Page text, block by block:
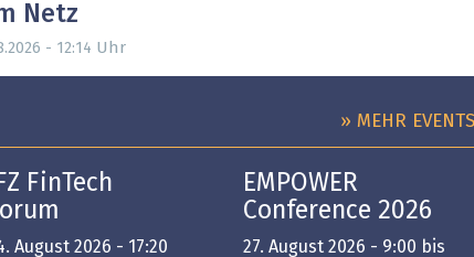
Netz
- 12:14 Uhr
» MEHR
IFZ FinTech
August 2026 - 17:20
EMPOWER
Conference 2026
27. August 2026 - 9:00 bis